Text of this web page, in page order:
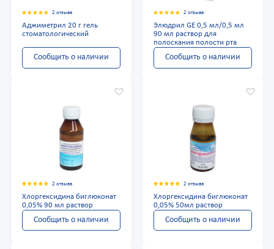
2 отзыва
Аджиметрил 20 г гель
стоматологический
Сообщить о наличии
2 отзыва
Элюдрил GE 0,5 мл/0,5 мл
90 мл раствор для
полоскания полости рта
Сообщить о наличии
2 отзыва
Хлоргексидина биглюконат
0,05% 90 мл раствор
Сообщить о наличии
2 отзыва
Хлоргексидина биглюконат
0,05% 50мл раствор
Сообщить о наличии